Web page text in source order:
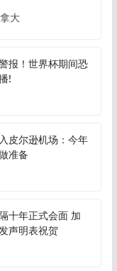
大
报！世界杯期间恐
!
皮尔逊机场：今年
准备
十年正式会面 加
声明表祝贺